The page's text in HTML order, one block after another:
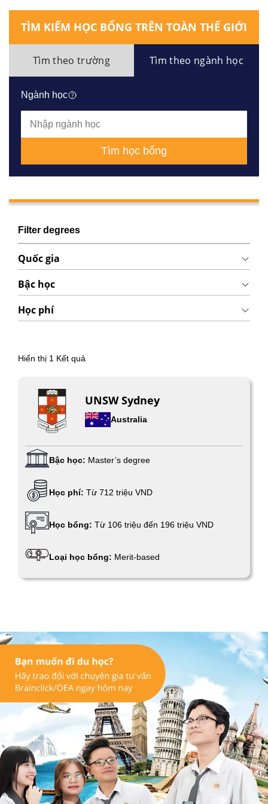
TÌM KIẾM HỌC BỔNG TRÊN TOÀN THẾ GIỚI
Tìm theo trường Tìm theo ngành học
Ngành học
Tìm học bổng
Filter degrees
Quốc gia
Bậc học
Học phí
Hiển thị 1 Kết quả
UNSW Sydney
Australia
Bậc học: Master’s degree
Học phí: Từ 712 triệu VND
Học bổng: Từ 106 triệu đến 196 triệu VND
Loại học bổng: Merit-based